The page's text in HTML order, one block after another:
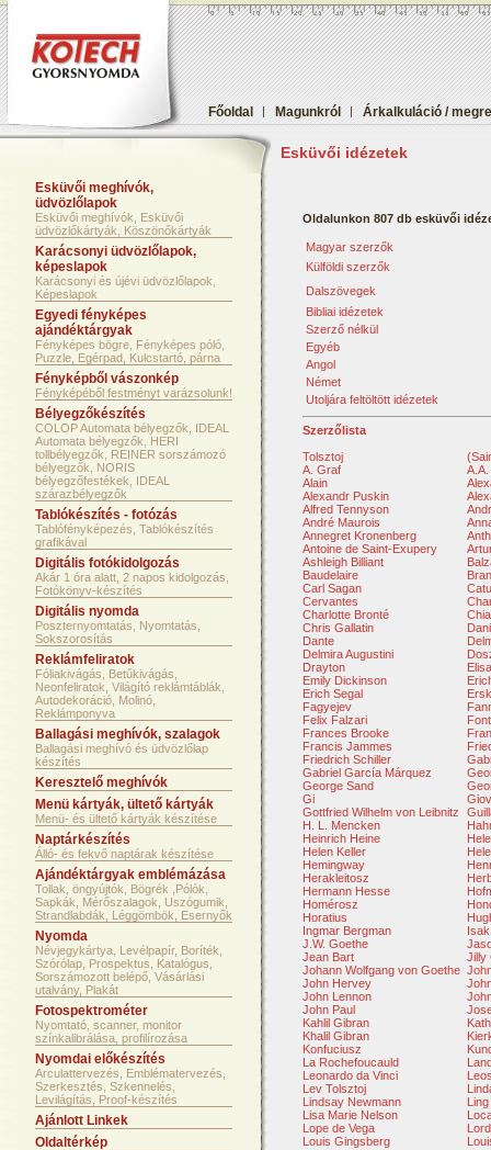
Főoldal | Magunkról | Árkalkuláció /
Esküvői idézetek
Esküvői meghívók,
üdvözlőlapok
Esküvői meghívók, Esküvői
üdvözlőkártyák, Köszönőkártyák
Karácsonyi üdvözlőlapok,
képeslapok
Karácsonyi és újévi üdvözlőlapok,
Képeslapok
Egyedi fényképes
ajándéktárgyak
Fényképes bögre, Fényképes póló,
Puzzle, Egérpad, Kulcstartó, párna
Fényképből vászonkép
Fényképéből festményt varázsolunk!
Bélyegzőkészítés
COLOP Automata bélyegzők, IDEAL
Automata bélyegzők, HERI
tollbélyegzők, REINER sorszámozó
bélyegzők, NORIS
bélyegzőfestékek, IDEAL
szárazbélyegzők
Tablókészítés - fotózás
Tablófényképezés, Tablókészítés
grafikával
Digitális fotókidolgozás
Akár 1 óra alatt, 2 napos kidolgozás,
Fotókönyv-készítés
Digitális nyomda
Poszternyomtatás, Nyomtatás,
Sokszorosítás
Reklámfeliratok
Fóliakivágás, Betűkivágás,
Neonfeliratok, Világító reklámtáblák,
Autodekoráció, Molinó,
Reklámponyva
Ballagási meghívók, szalagok
Ballagási meghívó és üdvözlőlap
készítés
Keresztelő meghívók
Menü kártyák, ültető kártyák
Menü- és ültető kártyák készítése
Naptárkészítés
Álló- és fekvő naptárak készítése
Ajándéktárgyak emblémázása
Tollak, öngyújtók, Bögrék ,Pólók,
Sapkák, Mérőszalagok, Uszógumik,
Strandlabdák, Léggömbök, Esernyők
Nyomda
Névjegykártya, Levélpapír, Boríték,
Szórólap, Prospektus, Katalógus,
Sorszámozott belépő, Vásárlási
utalvány, Plakát
Fotospektrométer
Nyomtató, scanner, monitor
színkalibrálása, profilírozása
Nyomdai előkészítés
Arculattervezés, Emblématervezés,
Szerkesztés, Szkennelés,
Levilágítás, Proof-készítés
Ajánlott Linkek
Oldaltérkép
Oldalunkon 807 db esküvői
Magyar szerzők
Külföldi szerzők
Dalszövegek
Bibliai idézetek
Szerző nélkül
Egyéb
Angol
Német
Utoljára feltöltött idézetek
Szerzőlista
Tolsztoj
A. Graf
A.A.
Alain
Alexandr Puskin
Alfred Tennyson
André Maurois
Annegret Kronenberg
Antoine de Saint-Exupery
Ashleigh Billiant
Baudelaire
Carl Sagan
Cervantes
Charlotte Bronté
Chris Gallatin
Dante
Delmira Augustini
Drayton
Emily Dickinson
Erich Segal
Fagyejev
Felix Falzari
Frances Brooke
Francis Jammes
Friedrich Schiller
Gabriel García Márquez
George Sand
Gi
Gottfried Wilhelm von Leibnitz
H. L. Mencken
Heinrich Heine
Helen Keller
Hemingway
Herakleitosz
Hermann Hesse
Homérosz
Horatius
Ingmar Bergman
J.W. Goethe
Jean Bart
Jilly
Johann Wolfgang von Goethe
John Hervey
John Lennon
John Paul
Kahlil Gibran
Khalil Gibran
Konfuciusz
La Rochefoucauld
Leonardo da Vinci
Lev Tolsztoj
Lindsay Newmann
Lisa Marie Nelson
Lope de Vega
Louis Gingsberg